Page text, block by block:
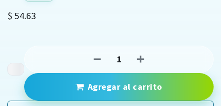
$ 54.63
Agregar al carrito